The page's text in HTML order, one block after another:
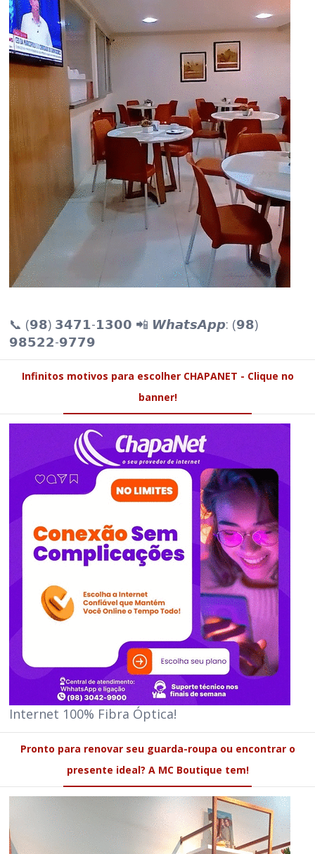
📞 (𝟵𝟴) 𝟯𝟰𝟳𝟭-𝟭𝟯𝟬𝟬 📲 𝙒𝙝𝙖𝙩𝙨𝘼𝙥𝙥: (𝟵𝟴)
𝟵𝟴𝟱𝟮𝟮-𝟵𝟳𝟳𝟵
Infinitos motivos para escolher CHAPANET - Clique no
banner!
Internet 100% Fibra Óptica!
Pronto para renovar seu guarda-roupa ou encontrar o
presente ideal? A MC Boutique tem!